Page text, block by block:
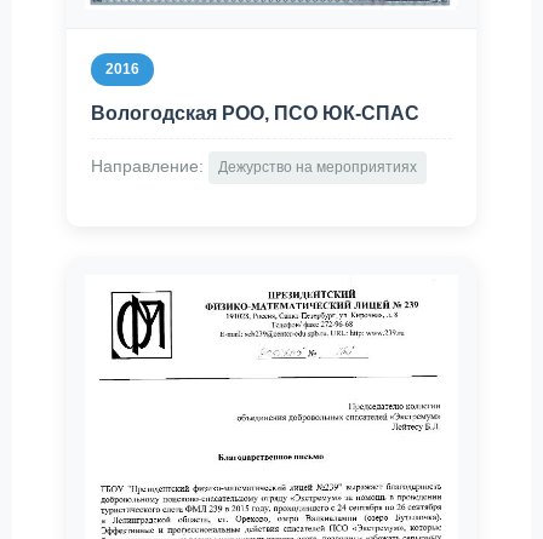
2016
Вологодская РОО, ПСО ЮК-СПАС
Направление: Дежурство на мероприятиях